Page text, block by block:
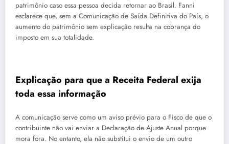
patrimônio caso essa pessoa decida retornar ao Brasil. Fanni
esclarece que, sem a Comunicação de Saída Definitiva do País, o
aumento do patrimônio sem explicação resulta na cobrança do
imposto em sua totalidade.
Explicação para que a Receita Federal exija
toda essa informação
A comunicação serve como um aviso prévio para o Fisco de que o
contribuinte não vai enviar a Declaração de Ajuste Anual porque
mora fora. No entanto, ela não substitui o envio de um outro